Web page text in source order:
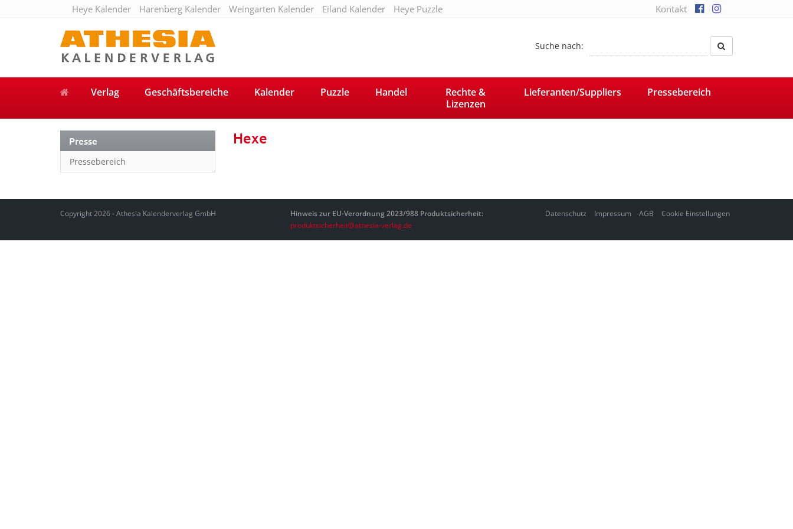
Heye Kalender Harenberg Kalender Weingarten Kalender Eiland Kalender Heye Puzzle Kontakt
Suche nach:
Verlag Geschäftsbereiche Kalender Puzzle Handel
Rechte &
Lizenzen
Lieferanten/Suppliers Pressebereich
Presse
Pressebereich
Hexe
Copyright 2026 - Athesia Kalenderverlag GmbH
Hinweis zur EU-Verordnung 2023/988 Produktsicherheit:
produktsicherheit@athesia-verlag.de
Datenschutz Impressum AGB Cookie Einstellungen